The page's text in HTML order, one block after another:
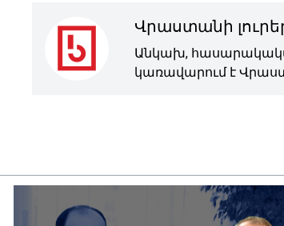
Վրաստանի
Անկախ,
կառավարում է